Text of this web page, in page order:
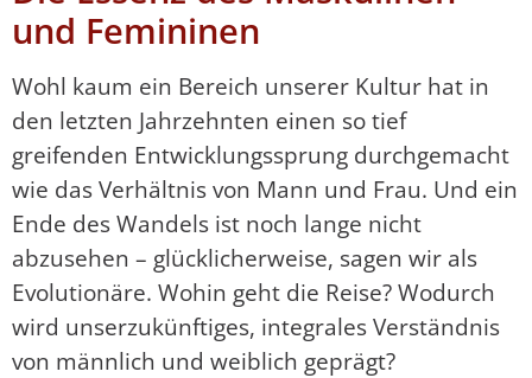
und Femininen
Wohl kaum ein Bereich unserer Kultur hat in
den letzten Jahrzehnten einen so tief
greifenden Entwicklungssprung durchgemacht
wie das Verhältnis von Mann und Frau. Und ein
Ende des Wandels ist noch lange nicht
abzusehen – glücklicherweise, sagen wir als
Evolutionäre. Wohin geht die Reise? Wodurch
wird unserzukünftiges, integrales Verständnis
von männlich und weiblich geprägt?